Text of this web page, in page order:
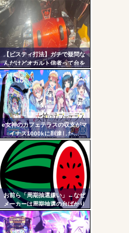
【ビスティ打法】ガチで疑問な
んだけどオカルト信者って台を
休ませなかったら爆連したって
いう思考にはならないの？
e女神のカフェテラスの収支がマ
イナス1000kに到達した…
お前ら「周期抽選嫌い」←なぜ
メーカーは周期抽選の台ばかり
出すんだ？